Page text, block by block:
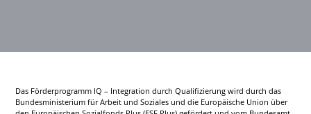
Das Förderprogramm IQ – Integration durch Qualifizierung wird durch das
Bundesministerium für Arbeit und Soziales und die Europäische Union über